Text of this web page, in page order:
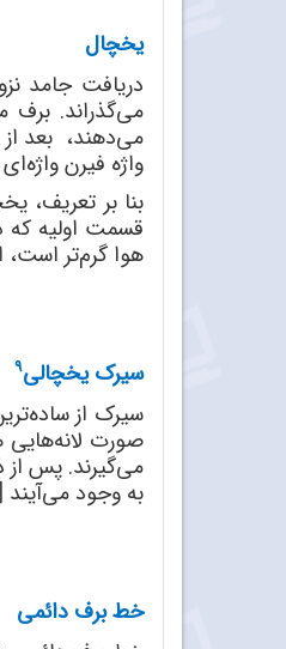
یخچال
دریافت جامد
می‌گذراند.
می‌دهند، بعد
واژه فیرن
بنا بر تعریف،
قسمت اولیه
هوا گرم‌تر است،
سیرک یخچالی9
سیرک از
می‌گیرند. پس از
به وجود می‌آیند
خط برف دائمی